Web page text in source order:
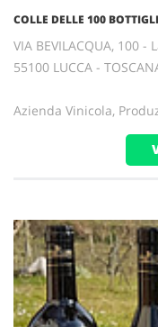
COLLE DELLE 100
VIA BEVILACQUA, 100
55100 LUCCA -
Azienda Vinicola,